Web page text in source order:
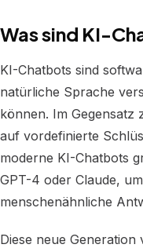
Was sind KI-
KI-Chatbots sind
natürliche Sprache
können. Im Gegensatz
auf vordefinierte
moderne KI-Chatbots
GPT-4 oder Claude,
menschenähnliche
Diese neue